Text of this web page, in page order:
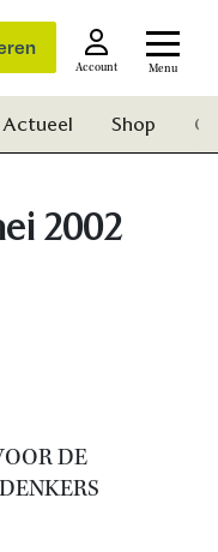
Account Menu
Actueel Shop
2002
DE